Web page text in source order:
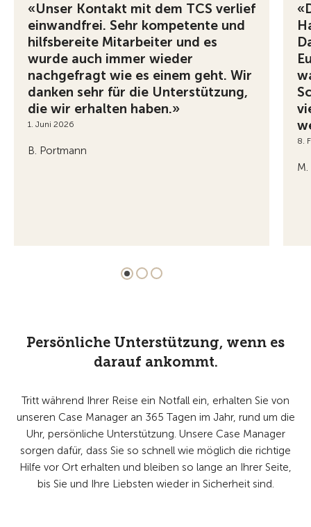
«Unser Kontakt mit dem TCS verlief
einwandfrei. Sehr kompetente und
hilfsbereite Mitarbeiter und es
wurde auch immer wieder
nachgefragt wie es einem geht. Wir
danken sehr für die Unterstützung,
die wir erhalten haben.»
1. Juni 2026
B. Portmann
8.
Persönliche Unterstützung, wenn es
darauf ankommt.
Tritt während Ihrer Reise ein Notfall ein, erhalten Sie von
unseren Case Manager an 365 Tagen im Jahr, rund um die
Uhr, persönliche Unterstützung. Unsere Case Manager
sorgen dafür, dass Sie so schnell wie möglich die richtige
Hilfe vor Ort erhalten und bleiben so lange an Ihrer Seite,
bis Sie und Ihre Liebsten wieder in Sicherheit sind.